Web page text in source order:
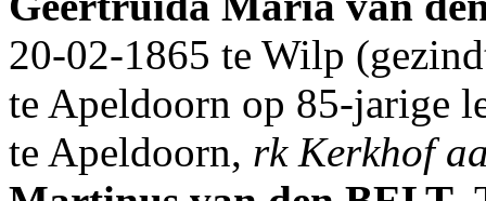
20-02-1865 te Wilp
te Apeldoorn op 85-jarige
te Apeldoorn, rk Kerkhof